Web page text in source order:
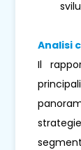
Analisi
Il